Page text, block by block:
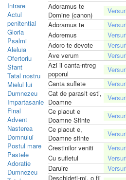
Intrare
Actul
penitential
Gloria
Psalmi
Aleluia
Ofertoriu
Sfant
Tatal nostru
Mielul lui
Dumnezeu
Impartasanie
Final
Advent
Nasterea
Domnului
Postul mare
Pastele
Adoratie
Dumnezeu
Adoramus te
Domine (canon)
Adoramus te
Adoremus
Adoro te devote
Ave verum
Azi ii canta-ntreg
poporul
Canta suflete
Cat de parasit esti,
Doamne
Ce placut e
Doamne Sfinte
Ce placut e,
Doamne sfinte
Crestinilor veniti
Cu sufletul
Daruire
Deschideti-mi, o fii